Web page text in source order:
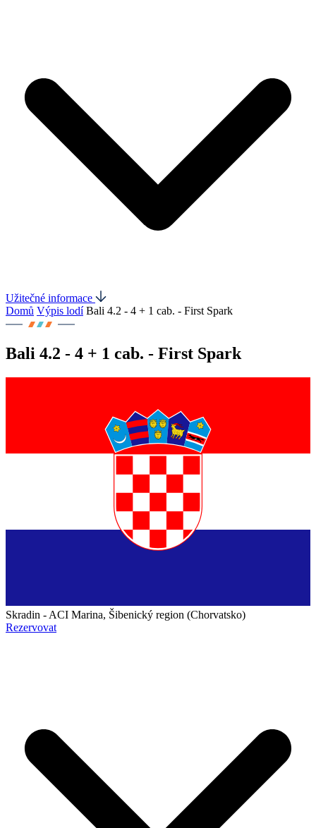
Užitečné informace
Domů Výpis lodí Bali 4.2 - 4 + 1 cab. - First Spark
Bali 4.2 - 4 + 1 cab. - First Spark
Skradin - ACI Marina, Šibenický region (Chorvatsko)
Rezervovat